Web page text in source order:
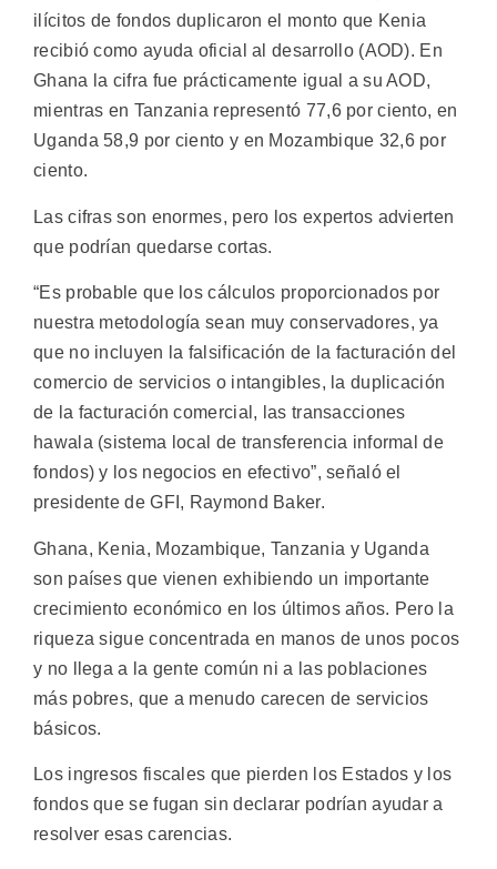
ilícitos de fondos duplicaron el monto que Kenia
recibió como ayuda oficial al desarrollo (AOD). En
Ghana la cifra fue prácticamente igual a su AOD,
mientras en Tanzania representó 77,6 por ciento, en
Uganda 58,9 por ciento y en Mozambique 32,6 por
ciento.
Las cifras son enormes, pero los expertos advierten
que podrían quedarse cortas.
“Es probable que los cálculos proporcionados por
nuestra metodología sean muy conservadores, ya
que no incluyen la falsificación de la facturación del
comercio de servicios o intangibles, la duplicación
de la facturación comercial, las transacciones
hawala (sistema local de transferencia informal de
fondos) y los negocios en efectivo”, señaló el
presidente de GFI, Raymond Baker.
Ghana, Kenia, Mozambique, Tanzania y Uganda
son países que vienen exhibiendo un importante
crecimiento económico en los últimos años. Pero la
riqueza sigue concentrada en manos de unos pocos
y no llega a la gente común ni a las poblaciones
más pobres, que a menudo carecen de servicios
básicos.
Los ingresos fiscales que pierden los Estados y los
fondos que se fugan sin declarar podrían ayudar a
resolver esas carencias.